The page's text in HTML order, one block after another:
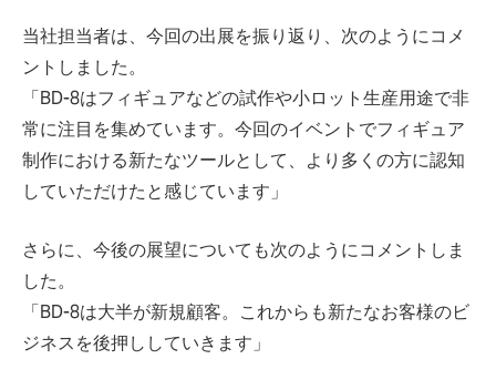
当社担当者は、今回の出展を振り返り、次のようにコメ
ントしました。
「BD-8はフィギュアなどの試作や小ロット生産用途で非
常に注目を集めています。今回のイベントでフィギュア
制作における新たなツールとして、より多くの方に認知
していただけたと感じています」
さらに、今後の展望についても次のようにコメントしま
した。
「BD-8は大半が新規顧客。これからも新たなお客様のビ
ジネスを後押ししていきます」